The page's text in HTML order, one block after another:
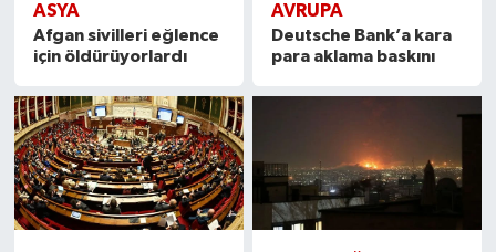
ASYA
Afgan sivilleri eğlence
için öldürüyorlardı
AVRUPA
Deutsche Bank’a kara
para aklama baskını